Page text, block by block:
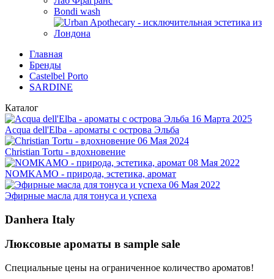
Bondi wash
Главная
Бренды
Castelbel Porto
SARDINE
Каталог
16 Марта 2025
Acqua dell'Elba - ароматы с острова Эльба
06 Мая 2024
Christian Tortu - вдохновение
08 Мая 2022
NOMKAMO - природа, эстетика, аромат
06 Мая 2022
Эфирные масла для тонуса и успеха
Danhera Italy
Люксовые ароматы в sample sale
Специальные цены на ограниченное количество ароматов!